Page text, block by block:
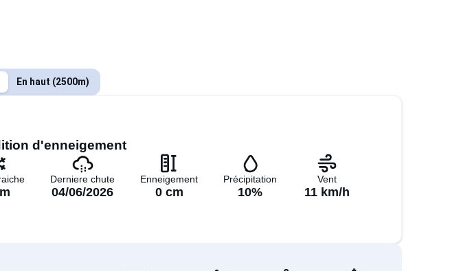
En haut (2500m)
d'enneigement
Derniere chute
04/06/2026
Enneigement
0 cm
Précipitation
10%
Vent
11 km/h